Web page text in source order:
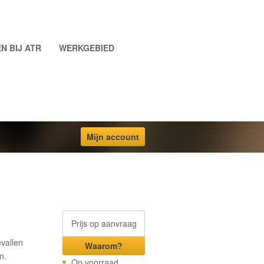
BIJ ATR WERKGEBIED
Mijn account
Prijs op aanvraag
Waarom?